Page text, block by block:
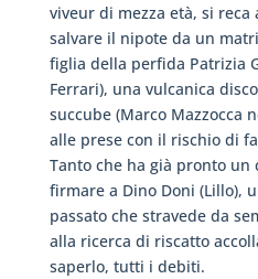
viveur di mezza età, si reca
salvare il nipote da un
figlia della perfida Patrizia
Ferrari), una vulcanica
succube (Marco Mazzocca
alle prese con il rischio di
Tanto che ha già pronto
firmare a Dino Doni (Lillo),
passato che stravede da
alla ricerca di riscatto
saperlo, tutti i debiti.